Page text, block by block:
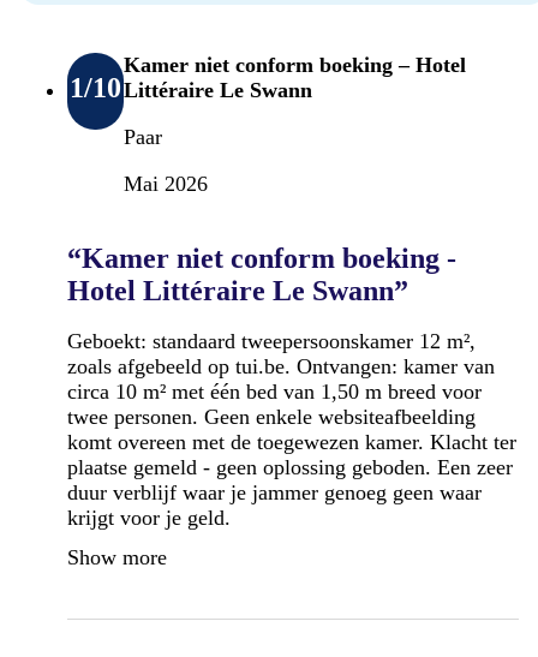
1/10
Kamer niet conform boeking – Hotel
Littéraire Le Swann
Paar
Mai 2026
“Kamer niet conform boeking -
Hotel Littéraire Le Swann”
Geboekt: standaard tweepersoonskamer 12 m²,
zoals afgebeeld op tui.be. Ontvangen: kamer van
circa 10 m² met één bed van 1,50 m breed voor
twee personen. Geen enkele websiteafbeelding
komt overeen met de toegewezen kamer. Klacht ter
plaatse gemeld - geen oplossing geboden. Een zeer
duur verblijf waar je jammer genoeg geen waar
krijgt voor je geld.
Show more